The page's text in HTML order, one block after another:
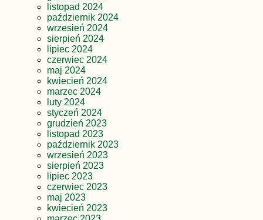
listopad 2024
październik 2024
wrzesień 2024
sierpień 2024
lipiec 2024
czerwiec 2024
maj 2024
kwiecień 2024
marzec 2024
luty 2024
styczeń 2024
grudzień 2023
listopad 2023
październik 2023
wrzesień 2023
sierpień 2023
lipiec 2023
czerwiec 2023
maj 2023
kwiecień 2023